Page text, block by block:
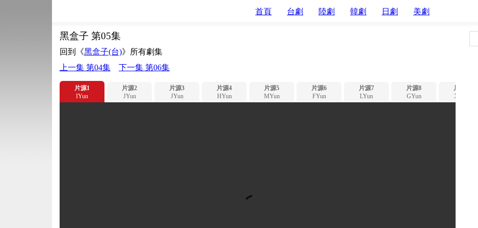
首頁 台劇 陸劇 韓劇 日劇 美劇
黑盒子 第05集
回到《黑盒子(台)》所有劇集
上一集 第04集
下一集 第06集
片源1
IYun
片源2
JYun
片源3
JYun
片源4
HYun
片源5
MYun
片源6
FYun
片源7
LYun
片源8
GYun
片源9
XYun